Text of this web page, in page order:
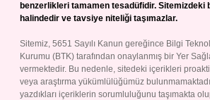
benzerlikleri tamamen tesadüfidir. Sitemizdeki
halindedir ve tavsiye niteliği taşımazlar.
Sitemiz, 5651 Sayılı Kanun gereğince Bilgi
Kurumu (BTK) tarafından onaylanmış bir Yer
vermektedir. Bu nedenle, sitedeki içerikleri
veya araştırma yükümlülüğümüz
yazdıkları içeriklerin sorumluluğunu taşımakta